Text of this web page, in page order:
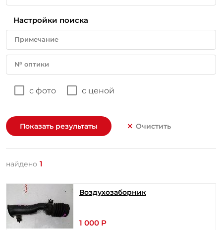
Настройки поиска
Примечание
№ оптики
с фото с ценой
Показать результаты Очистить
найдено 1
Воздухозаборник
1 000 Р